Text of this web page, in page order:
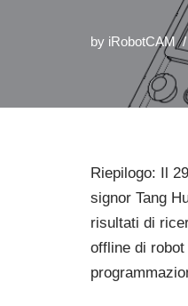
by iRobotCAM
Riepilogo: Il
signor Tang
risultati di
offline di